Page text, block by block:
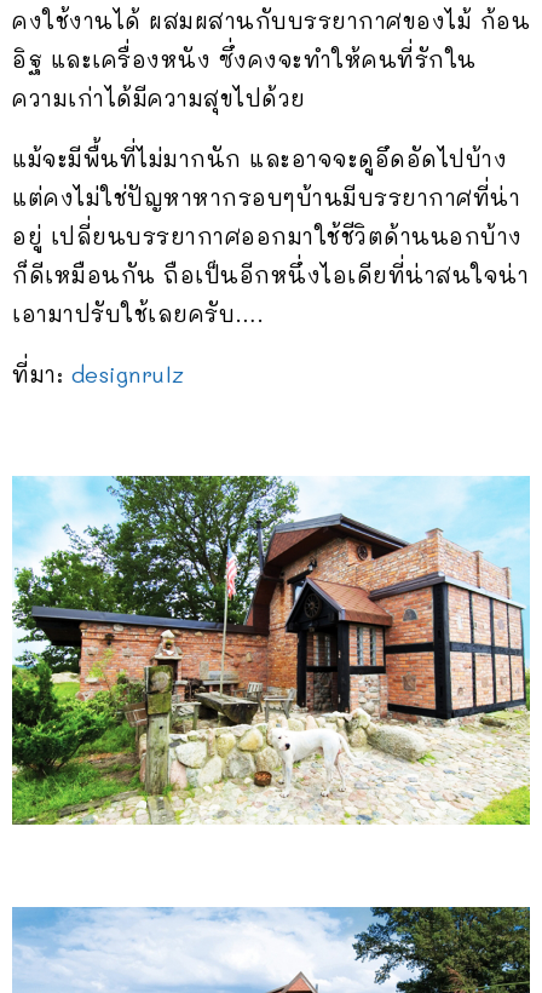
คงใช้งานได้ ผสมผสานกับบรรยากาศของไม้ ก้อน
อิฐ และเครื่องหนัง ซึ่งคงจะทำให้คนที่รักใน
ความเก่าได้มีความสุขไปด้วย
แม้จะมีพื้นที่ไม่มากนัก และอาจจะดูอึดอัดไปบ้าง
แต่คงไม่ใช่ปัญหาหากรอบๆบ้านมีบรรยากาศที่น่า
อยู่ เปลี่ยนบรรยากาศออกมาใช้ชีวิตด้านนอกบ้าง
ก็ดีเหมือนกัน ถือเป็นอีกหนึ่งไอเดียที่น่าสนใจน่า
เอามาปรับใช้เลยครับ….
ที่มา: designrulz